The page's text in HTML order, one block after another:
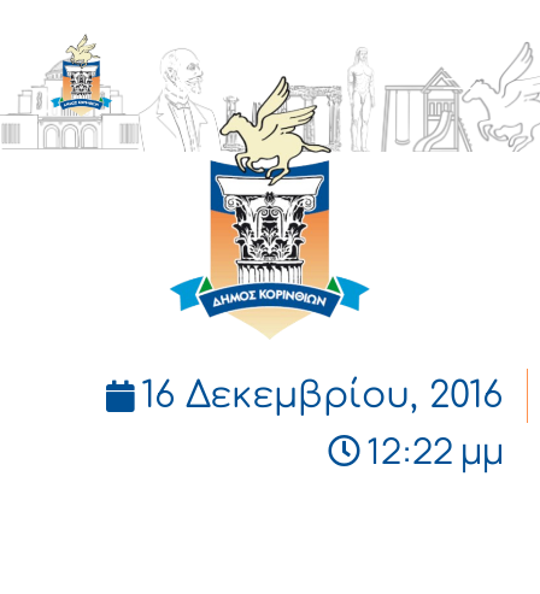
ΔΗΜΟΣ
ΚΟΡΙΝΘΙΩΝ
16 Δεκεμβρίου, 2016
12:22 μμ